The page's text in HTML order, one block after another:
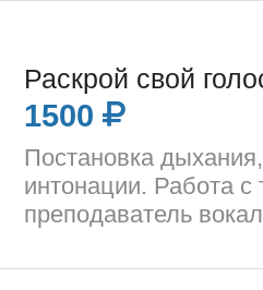
Раскрой свой
1500
Постановка
интонации. Работа
преподаватель